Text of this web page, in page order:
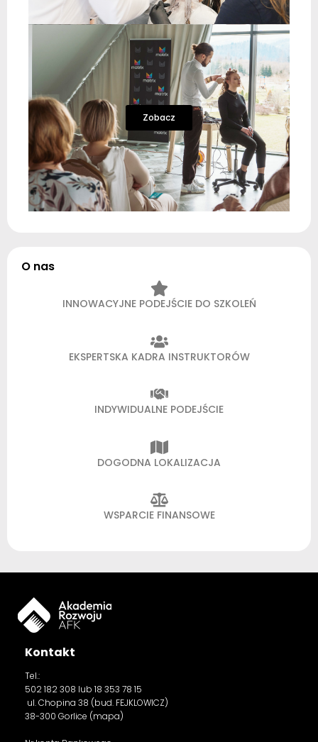
Zobacz
O nas
INNOWACYJNE PODEJŚCIE DO SZKOLEŃ
EKSPERTSKA KADRA INSTRUKTORÓW
INDYWIDUALNE PODEJŚCIE
DOGODNA LOKALIZACJA
WSPARCIE FINANSOWE
Kontakt
Tel.:
502 182 308 lub 18 353 78 15
ul. Chopina 38 (bud. FEJKLOWICZ)
38-300 Gorlice (mapa)